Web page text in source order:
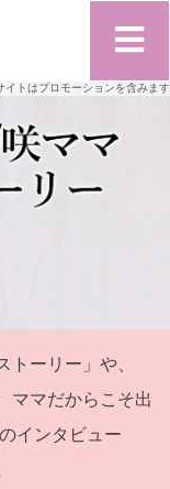
イトはプロモーションを含みます
ーリー」や、
ママだからこそ出
インタビュー